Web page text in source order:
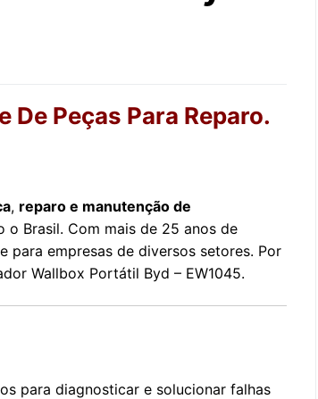
Peças Para Reparo.
, reparo e manutenção de
Brasil. Com mais de 25 anos de
empresas de diversos setores. Por
Wallbox Portátil Byd – EW1045.
para diagnosticar e solucionar falhas